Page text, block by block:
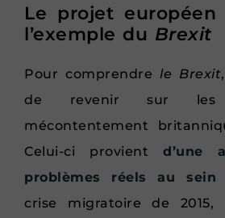
Le projet
l’exemple du Brexit
Pour comprendre le Brexit
de revenir sur les
mécontentement
Celui-ci provient d’une
problèmes réels au sein
crise migratoire de